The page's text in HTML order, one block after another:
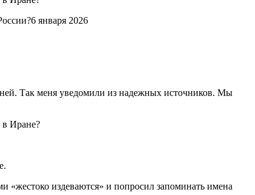
января 2026
Так меня уведомили из надежных источников. Мы
«жестоко издеваются» и попросил запоминать имена